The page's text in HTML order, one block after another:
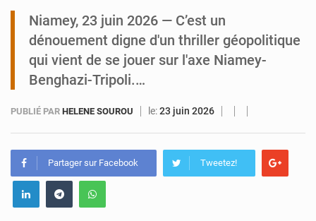
Niamey, 23 juin 2026 — C’est un
dénouement digne d'un thriller géopolitique
qui vient de se jouer sur l'axe Niamey-
Benghazi-Tripoli.…
PUBLIÉ PAR HELENE SOUROU le:23 juin 2026
Partager sur Facebook Tweetez!